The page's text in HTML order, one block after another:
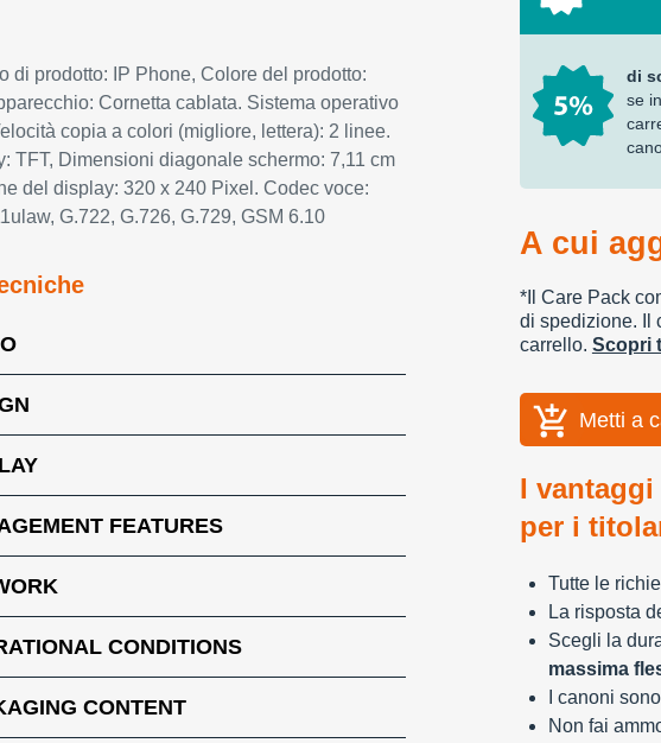
di prodotto: IP Phone, Colore del prodotto:
Cornetta cablata. Sistema operativo
copia a colori (migliore, lettera): 2 linee.
TFT, Dimensioni diagonale schermo: 7,11 cm
del display: 320 x 240 Pixel. Codec voce:
G.722, G.726, G.729, GSM 6.10
FEATURES
CONDITIONS
CONTENT
di
se
A cui
*Il Care Pack
di spedizione. Il
carrello. Scopri
Metti a
I
per i
Tutte le
La risposta
Scegli la
massima
I canoni
Non fai